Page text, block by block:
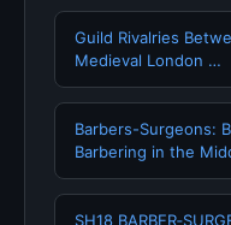
Guild Rivalries
Medieval London …
Barbers-Surgeons:
Barbering in the
SH18